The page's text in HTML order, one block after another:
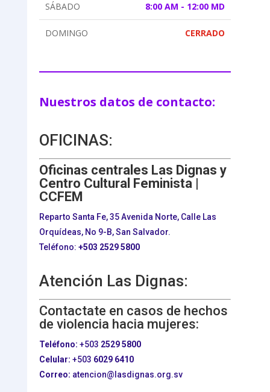
SÁBADO 8:00 AM - 12:00 MD
DOMINGO CERRADO
Nuestros datos de contacto:
OFICINAS:
Oficinas centrales Las Dignas y
Centro Cultural Feminista |
CCFEM
Reparto Santa Fe, 35 Avenida Norte, Calle Las
Orquídeas, No 9-B, San Salvador.
Teléfono: +503 2529 5800
Atención Las Dignas:
Contactate en casos de hechos
de violencia hacia mujeres:
Teléfono: +503 2529 5800
Celular: +503 6029 6410
Correo: atencion@lasdignas.org.sv